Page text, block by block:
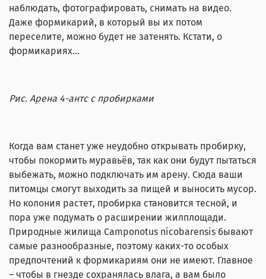
наблюдать, фотографировать, снимать на видео.
Даже формикарий, в который вы их потом
переселите, можно будет не затенять. Кстати, о
формикариях...
Рис. Арена 4-антс с пробирками
Когда вам станет уже неудобно открывать пробирку,
чтобы покормить муравьёв, так как они будут пытаться
выбежать, можно подключать им арену. Сюда ваши
питомцы смогут выходить за пищей и выносить мусор.
Но колония растет, пробирка становится тесной, и
пора уже подумать о расширении жилплощади.
Природные жилища Camponotus nicobarensis бывают
самые разнообразные, поэтому каких-то особых
предпочтений к формикариям они не имеют. Главное
– чтобы в гнезде сохранялась влага, а вам было